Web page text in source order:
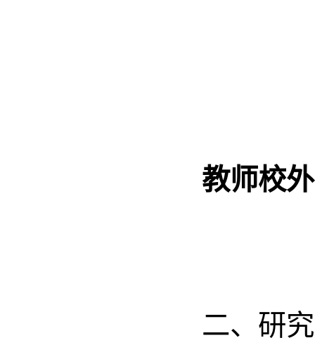
教师校
二、研